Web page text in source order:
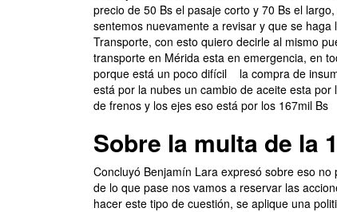
precio de 50 Bs el pasaje corto y 70 Bs el
sentemos nuevamente a revisar y que se
Transporte, con esto quiero decirle al mismo
transporte en Mérida esta en emergencia, en
porque está un poco difícil
la compra de
está por la nubes un cambio de aceite esta
de frenos y los ejes eso está por los 167mil Bs
Sobre la multa de la
Concluyó Benjamín Lara expresó sobre eso
de lo que pase nos vamos a reservar las
hacer este tipo de cuestión, se aplique una